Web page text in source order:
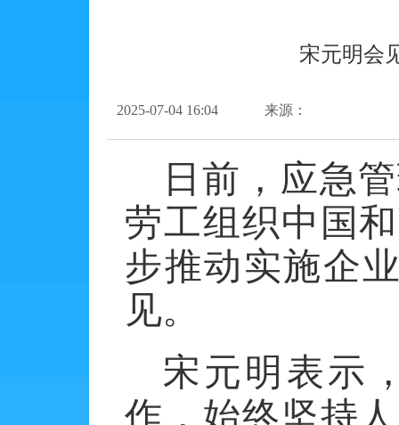
宋元明会
2025-07-04 16:04 来源：
日前，应急
劳工组织中国
步推动实施企
见。
宋元明表示
作，始终坚持